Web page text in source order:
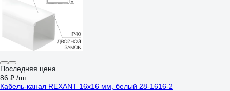
Последняя цена
86 ₽ /шт
Кaбель-канал REXANT 16x16 мм, белый 28-1616-2